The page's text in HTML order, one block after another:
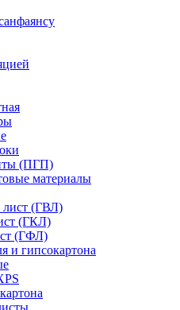
(ПГП)
материалы
лист (ГВЛ)
(ГКЛ)
(ГФЛ)
и гипсокартона